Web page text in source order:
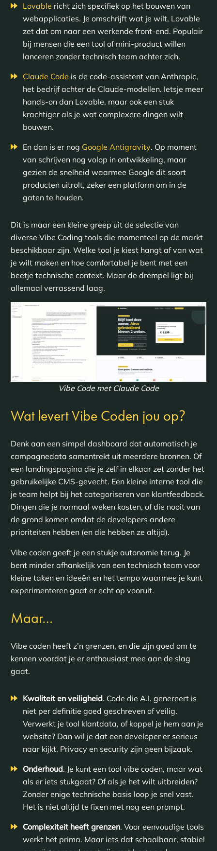
Lovable richt zich specifiek op het bouwen van
webapplicaties. Je omschrijft wat je wilt, Lovable
zet dat om naar een werkende front-end. Populair
bij mensen die een tool of mini-product willen
lanceren zonder technisch team achter zich.
Claude Code is de code-assistent van Anthropic,
het bedrijf achter de Claude-modellen. Ietsje meer
hands-on dan Lovable, maar ook een stuk
krachtiger als je wat complexere dingen wilt
bouwen.
En dan is er nog Google Antigravity. Op moment
van schrijven nog volop in ontwikkeling, maar
gezien de snelheid waarmee Google dit soort
producten uitrolt, zeker een platform om in de
gaten te houden.
Dit is maar een kleine greep uit de selectie van
diverse Vibe Coding tools die momenteel op de markt
beschikbaar zijn. Welke tool je kiest hangt af van wat
je wilt maken en hoe comfortabel je bent met een
beetje technische context. Maar de drempel ligt bij
allemaal verrassend laag.
Vibe Code met Claude Code
Wat levert Vibe Coden jou op?
Denk aan een simpel dashboard dat automatisch je
campagnedata samentrekt uit meerdere bronnen. Of
een landingspagina die je zelf in elkaar zet zonder het
gebruikelijke CMS-gevecht. Een kleine interne tool die
je team helpt bij het categoriseren van klantfeedback.
Dingen die je normaal weken kosten, of die nooit van
de grond komen omdat de developers andere
prioriteiten hebben (en die hebben ze altijd).
Vibe coden geeft je een stukje autonomie terug. Je
bent minder afhankelijk van een technisch team voor
kleine taken en ideeën en het tempo waarmee je kunt
experimenteren gaat er echt op vooruit.
Maar…
Vibe coden heeft z’n grenzen, en die zijn goed om te
kennen voordat je er enthousiast mee aan de slag
gaat.
Kwaliteit en veiligheid. Code die A.I. genereert is
niet per definitie goed geschreven of veilig.
Verwerkt je tool klantdata, of koppel je hem aan je
website? Dan wil je dat een developer er serieus
naar kijkt. Privacy en security zijn geen bijzaak.
Onderhoud. Je kunt een tool vibe coden, maar wat
als er iets stukgaat? Of als je het wilt uitbreiden?
Zonder enige technische basis loop je snel vast.
Het is niet altijd te fixen met nog een prompt.
Complexiteit heeft grenzen. Voor eenvoudige tools
werkt het prima. Maar iets dat schaalbaar, stabiel